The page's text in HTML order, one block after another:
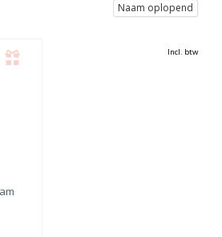
Naam oplopend
Incl. btw